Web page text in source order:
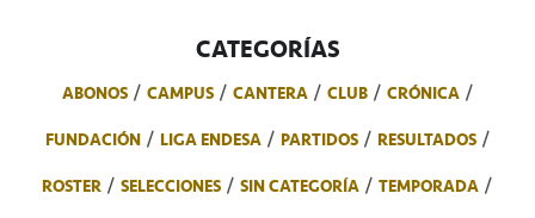
CATEGORÍAS
ABONOS CAMPUS CANTERA CLUB
CRÓNICA
FUNDACIÓN
LIGA ENDESA PARTIDOS
RESULTADOS
ROSTER
SELECCIONES SIN CATEGORÍA
TEMPORADA